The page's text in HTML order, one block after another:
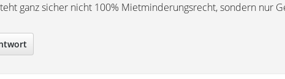
ganz sicher nicht 100% Mietminderungsrecht, sondern nur